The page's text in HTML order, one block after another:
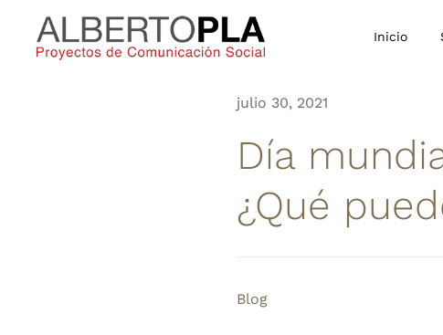
contenido
Inicio
julio 30, 2021
Día
¿Qué
Blog